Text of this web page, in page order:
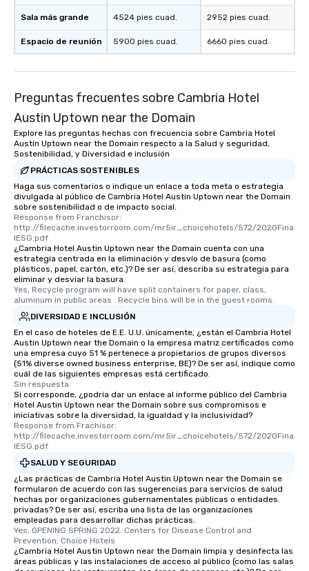
Sala más grande
Espacio de reunión
4524 pies cuad.
5900 pies cuad.
2952 pies cuad.
6660 pies cuad.
Preguntas frecuentes sobre Cambria Hotel
Austin Uptown near the Domain
Explore las preguntas hechas con frecuencia sobre Cambria Hotel
Austin Uptown near the Domain respecto a la Salud y seguridad,
Sostenibilidad, y Diversidad e inclusión
PRÁCTICAS SOSTENIBLES
Haga sus comentarios o indique un enlace a toda meta o estrategia
divulgada al público de Cambria Hotel Austin Uptown near the Domain
sobre sostenibilidad o de impacto social.
Response from Franchisor:
http://filecache.investorroom.com/mr5ir_choicehotels/572/2020Fina
lESG.pdf
¿Cambria Hotel Austin Uptown near the Domain cuenta con una
estrategia centrada en la eliminación y desvío de basura (como
plásticos, papel, cartón, etc.)? De ser así, describa su estrategia para
eliminar y desviar la basura.
Yes, Recycle program will have split containers for paper, class,
aluminum in public areas . Recycle bins will be in the guest rooms.
DIVERSIDAD E INCLUSIÓN
En el caso de hoteles de E.E. U.U. únicamente, ¿están el Cambria Hotel
Austin Uptown near the Domain o la empresa matriz certificados como
una empresa cuyo 51 % pertenece a propietarios de grupos diversos
(51% diverse owned business enterprise, BE)? De ser así, indique como
cuál de las siguientes empresas está certificado.
Sin respuesta.
Si corresponde, ¿podría dar un enlace al informe público del Cambria
Hotel Austin Uptown near the Domain sobre sus compromisos e
iniciativas sobre la diversidad, la igualdad y la inclusividad?
Response from Frachisor:
http://filecache.investorroom.com/mr5ir_choicehotels/572/2020Fina
lESG.pdf
SALUD Y SEGURIDAD
¿Las prácticas de Cambria Hotel Austin Uptown near the Domain se
formularon de acuerdo con las sugerencias para servicios de salud
hechas por organizaciones gubernamentales públicas o entidades
privadas? De ser así, escriba una lista de las organizaciones
empleadas para desarrollar dichas prácticas.
Yes, OPENING SPRING 2022. Centers for Disease Control and
Prevention; Choice Hotels
¿Cambria Hotel Austin Uptown near the Domain limpia y desinfecta las
áreas públicas y las instalaciones de acceso al público (como las salas